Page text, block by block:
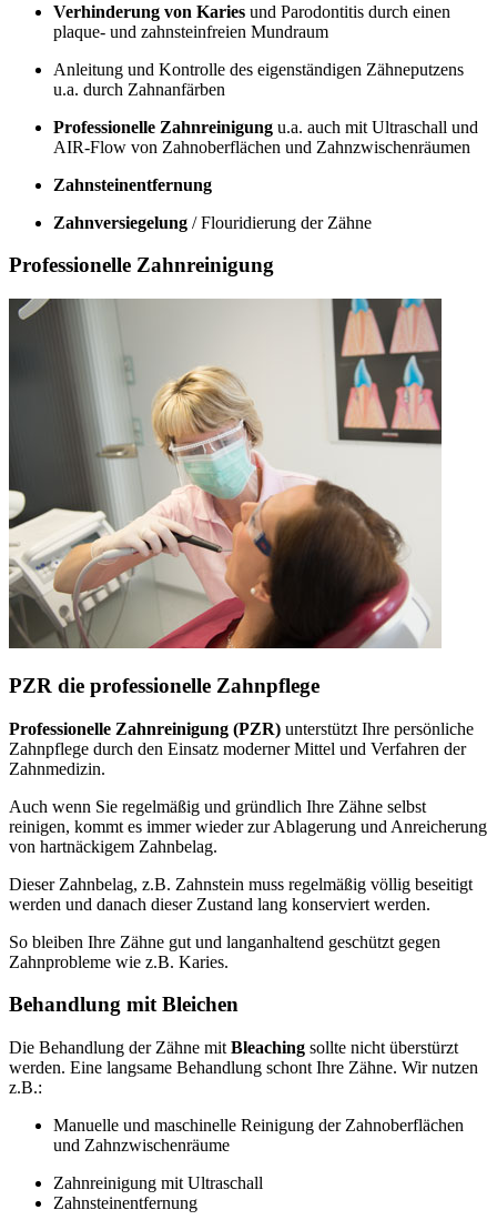
Verhinderung von Karies und Parodontitis durch einen
plaque- und zahnsteinfreien Mundraum
Anleitung und Kontrolle des eigenständigen Zähneputzens
u.a. durch Zahnanfärben
Professionelle Zahnreinigung u.a. auch mit Ultraschall und
AIR-Flow von Zahnoberflächen und Zahnzwischenräumen
Zahnsteinentfernung
Zahnversiegelung / Flouridierung der Zähne
Professionelle Zahnreinigung
PZR die professionelle Zahnpflege
Professionelle Zahnreinigung (PZR) unterstützt Ihre persönliche
Zahnpflege durch den Einsatz moderner Mittel und Verfahren der
Zahnmedizin.
Auch wenn Sie regelmäßig und gründlich Ihre Zähne selbst
reinigen, kommt es immer wieder zur Ablagerung und Anreicherung
von hartnäckigem Zahnbelag.
Dieser Zahnbelag, z.B. Zahnstein muss regelmäßig völlig beseitigt
werden und danach dieser Zustand lang konserviert werden.
So bleiben Ihre Zähne gut und langanhaltend geschützt gegen
Zahnprobleme wie z.B. Karies.
Behandlung mit Bleichen
Die Behandlung der Zähne mit Bleaching sollte nicht überstürzt
werden. Eine langsame Behandlung schont Ihre Zähne. Wir nutzen
z.B.:
Manuelle und maschinelle Reinigung der Zahnoberflächen
und Zahnzwischenräume
Zahnreinigung mit Ultraschall
Zahnsteinentfernung